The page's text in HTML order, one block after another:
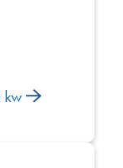
kw